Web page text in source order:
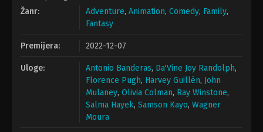
Žanr:
Adventure, Animation, Comedy, Family,
Fantasy
Premijera: 2022-12-07
Uloge: Antonio Banderas, Da'Vine Joy Randolph,
Florence Pugh, Harvey Guillén, John
Mulaney, Olivia Colman, Ray Winstone,
Salma Hayek, Samson Kayo, Wagner
Moura